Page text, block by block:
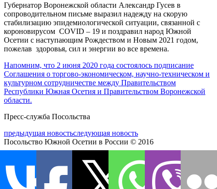
Губернатор Воронежской области Александр Гусев в
сопроводительном письме выразил надежду на скорую
стабилизацию эпидемиологической ситуации, связанной с
короновирусом COVID – 19 и поздравил народ Южной
Осетии с наступающим Рождеством и Новым 2021 годом,
пожелав здоровья, сил и энергии во все времена.
Напомним, что 2 июня 2020 года состоялось подписание
Соглашения о торгово-экономическом, научно-техническом и
культурном сотрудничестве между Правительством
Республики Южная Осетия и Правительством Воронежской
области.
Пресс-служба Посольства
предыдущая новостьследующая новость
Посольство Южной Осетии в России © 2016